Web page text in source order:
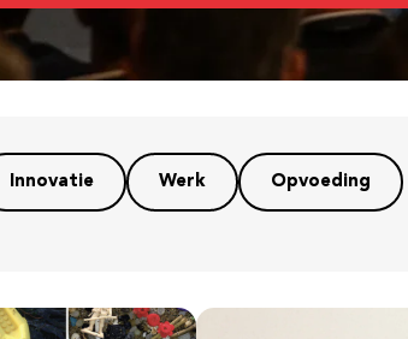
Innovatie Werk Opvoeding